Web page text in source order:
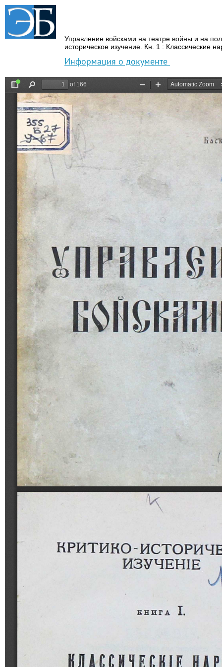
Управление войсками на театре войны и на
историческое изучение. Кн. 1 : Классические
Информация о документе